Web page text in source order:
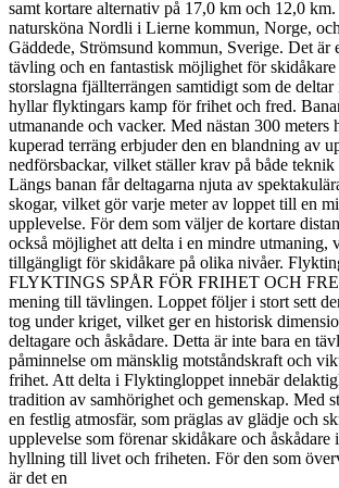
samt kortare alternativ på 17,0 km och 12,0
natursköna Nordli i Lierne kommun, Norge,
Gäddede, Strömsund kommun, Sverige. Det är
tävling och en fantastisk möjlighet för skidåkare
storslagna fjällterrängen samtidigt som de
hyllar flyktingars kamp för frihet och fred.
utmanande och vacker. Med nästan 300 meters
kuperad terräng erbjuder den en blandning av
nedförsbackar, vilket ställer krav på både
Längs banan får deltagarna njuta av
skogar, vilket gör varje meter av loppet till en
upplevelse. För dem som väljer de kortare
också möjlighet att delta i en mindre utmaning,
tillgängligt för skidåkare på olika nivåer.
FLYKTINGS SPÅR FÖR FRIHET OCH
mening till tävlingen. Loppet följer i stort sett
tog under kriget, vilket ger en historisk
deltagare och åskådare. Detta är inte bara en
påminnelse om mänsklig motståndskraft och
frihet. Att delta i Flyktingloppet innebär
tradition av samhörighet och gemenskap. Med
en festlig atmosfär, som präglas av glädje och
upplevelse som förenar skidåkare och åskådare
hyllning till livet och friheten. För den som
är det en